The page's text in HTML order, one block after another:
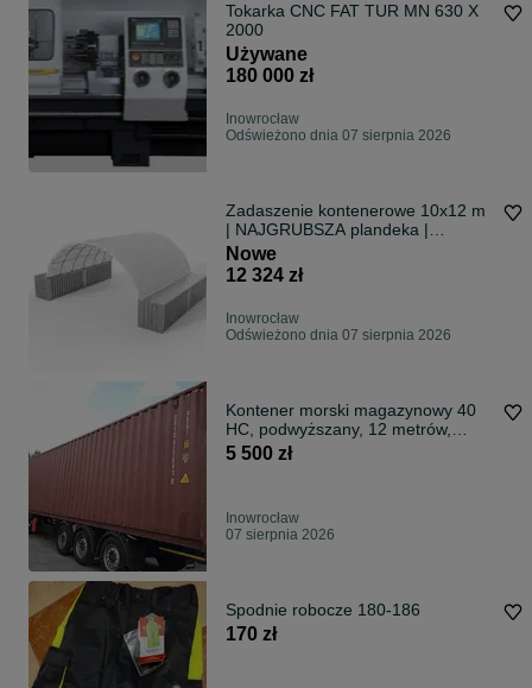
Tokarka CNC FAT TUR MN 630 X
2000
Używane
180 000 zł
Inowrocław
Odświeżono dnia 07 sierpnia 2026
Zadaszenie kontenerowe 10x12 m
| NAJGRUBSZA plandeka |
CAŁOROCZNE!
Nowe
12 324 zł
Inowrocław
Odświeżono dnia 07 sierpnia 2026
Kontener morski magazynowy 40
HC, podwyższany, 12 metrów,
transport
5 500 zł
Inowrocław
07 sierpnia 2026
Spodnie robocze 180-186
170 zł